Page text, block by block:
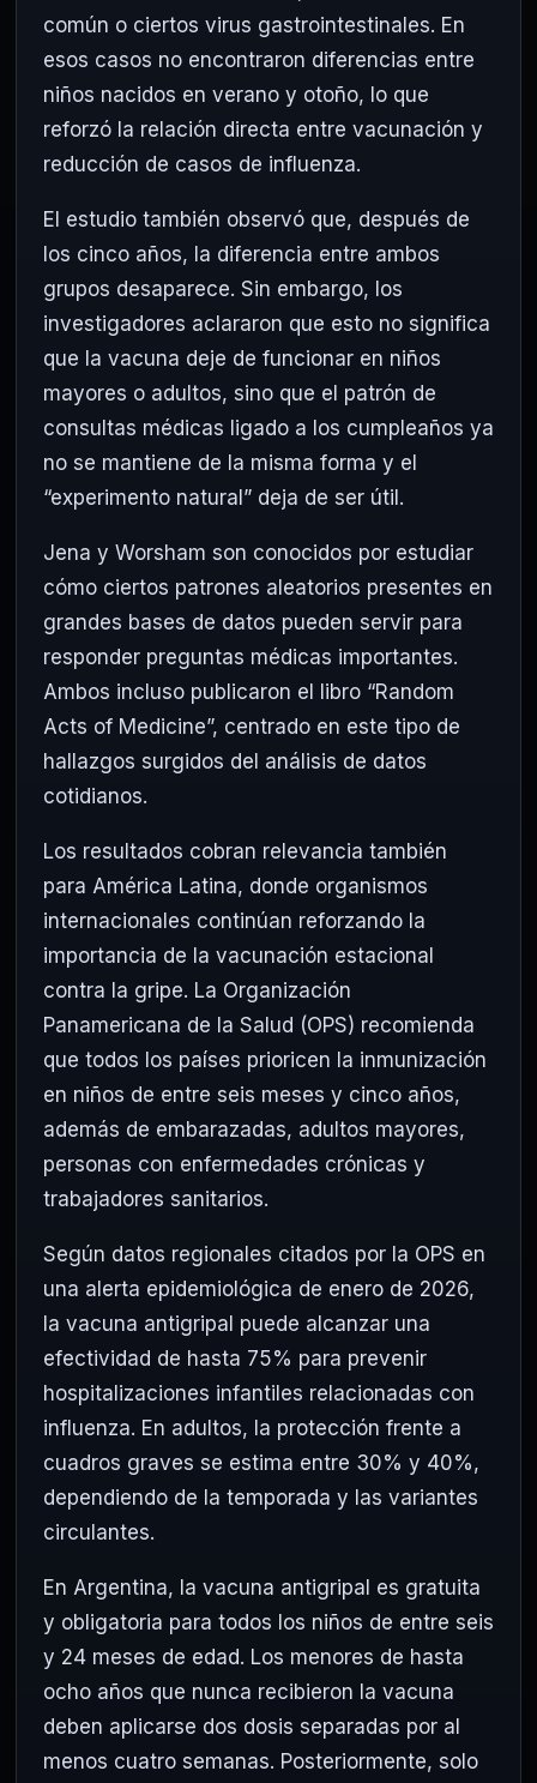
común o ciertos virus gastrointestinales. En
esos casos no encontraron diferencias entre
niños nacidos en verano y otoño, lo que
reforzó la relación directa entre vacunación y
reducción de casos de influenza.
El estudio también observó que, después de
los cinco años, la diferencia entre ambos
grupos desaparece. Sin embargo, los
investigadores aclararon que esto no significa
que la vacuna deje de funcionar en niños
mayores o adultos, sino que el patrón de
consultas médicas ligado a los cumpleaños ya
no se mantiene de la misma forma y el
“experimento natural” deja de ser útil.
Jena y Worsham son conocidos por estudiar
cómo ciertos patrones aleatorios presentes en
grandes bases de datos pueden servir para
responder preguntas médicas importantes.
Ambos incluso publicaron el libro “Random
Acts of Medicine”, centrado en este tipo de
hallazgos surgidos del análisis de datos
cotidianos.
Los resultados cobran relevancia también
para América Latina, donde organismos
internacionales continúan reforzando la
importancia de la vacunación estacional
contra la gripe. La Organización
Panamericana de la Salud (OPS) recomienda
que todos los países prioricen la inmunización
en niños de entre seis meses y cinco años,
además de embarazadas, adultos mayores,
personas con enfermedades crónicas y
trabajadores sanitarios.
Según datos regionales citados por la OPS en
una alerta epidemiológica de enero de 2026,
la vacuna antigripal puede alcanzar una
efectividad de hasta 75% para prevenir
hospitalizaciones infantiles relacionadas con
influenza. En adultos, la protección frente a
cuadros graves se estima entre 30% y 40%,
dependiendo de la temporada y las variantes
circulantes.
En Argentina, la vacuna antigripal es gratuita
y obligatoria para todos los niños de entre seis
y 24 meses de edad. Los menores de hasta
ocho años que nunca recibieron la vacuna
deben aplicarse dos dosis separadas por al
menos cuatro semanas. Posteriormente, solo